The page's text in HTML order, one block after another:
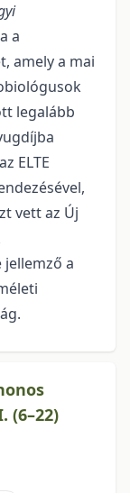
a
amely a mai
legalább
ELTE
vett az Új
a
(6–22)